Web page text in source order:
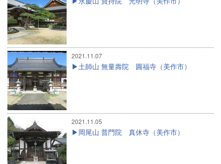
2021.11.07
土師山 無量壽院 圓福寺（美作市）
2021.11.05
岡尾山 普門院 真休寺（美作市）